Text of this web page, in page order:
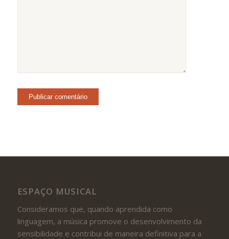
ESPAÇO MUSICAL
Consideramos que, quando aprendida como
linguagem, a música promove o desenvolvimento da
sensibilidade e contribui de maneira definitiva para a